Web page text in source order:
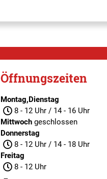
Öffnungszeiten
Montag,Dienstag
8 - 12 Uhr / 14 - 16 Uhr
Mittwoch geschlossen
Donnerstag
8 - 12 Uhr / 14 - 18 Uhr
Freitag
8 - 12 Uhr